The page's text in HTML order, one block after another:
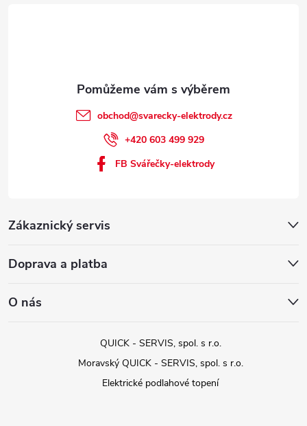
Zákaznický servis
Doprava a platba
O nás
obchod@svarecky-elektrody.cz
+420 603 499 929
FB Svářečky-elektrody
QUICK - SERVIS, spol. s r.o.
Moravský QUICK - SERVIS, spol. s r.o.
Elektrické podlahové topení